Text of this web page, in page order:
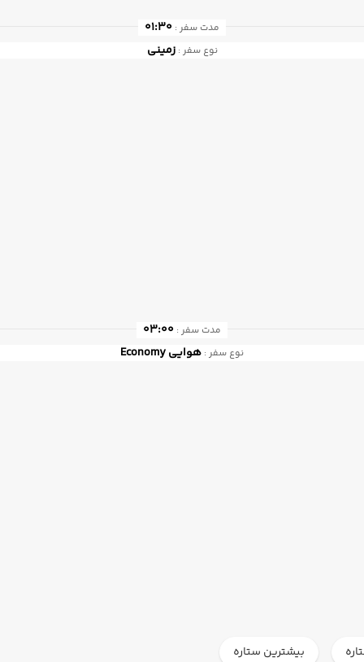
مدت سفر : 01:30
نوع سفر :زمینی
مدت سفر : 03:00
نوع سفر : هوایی
بیشترین ستاره